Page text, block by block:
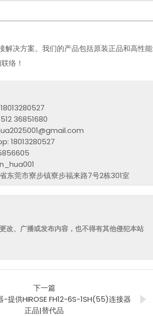
解决方案。我们的产品包括原装正品和高性能
络！
36851680
18013280527
东莞市寮步镇寮步福来路7号2栋301室
改、广播或发布内容，也不得有其他侵犯本站
下一篇
-提供HIROSE FH12-6S-1SH(55)连接器
正品|替代品